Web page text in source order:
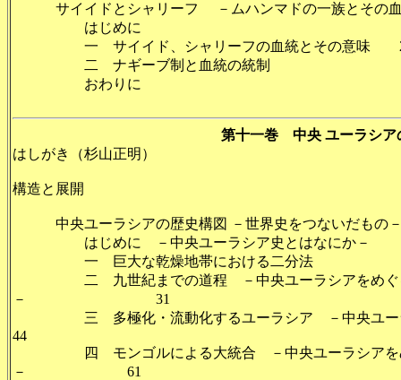
サイイドとシャリーフ －ムハンマドの一族とその
はじめに
一 サイイド、シャリーフの血統とその意味
二 ナギーブ制と血統の統制
おわりに
第十一巻 中央 ユーラシア
はしがき（杉山正明）
構造と展開
中央ユーラシアの歴史構図 －世界史をつないだも
はじめに －中央ユーラシア史とはな
一 巨大な乾燥地帯における二
二 九世紀までの道程 －中央ユーラシアをめぐる
－ 31
三 多極化・流動化するユーラシア －中央ユー
44
四 モンゴルによる大統合 －中央ユーラシアをめ
－ 61